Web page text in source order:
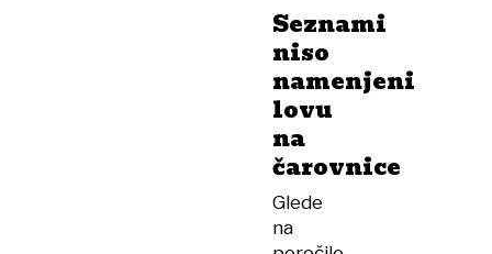
Seznami
niso
namenjeni
lovu
na
čarovnice
Glede
na